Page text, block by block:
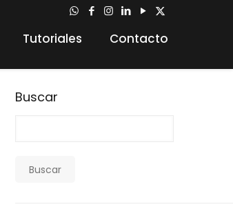
Tutoriales Contacto
Buscar
Buscar